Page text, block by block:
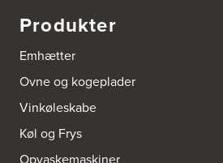
3836: Power Frederikshavn
Grønlandsvej 22
9900 Frederikshavn
https://www.power.dk/butik/power-
3841: Power Haderslev
Nordhavnsvej 2
6100 Haderslev
Produkter
Emhætter
Ovne og kogeplader
Vinkøleskabe
Køl og Frys
Opvaskemaskiner